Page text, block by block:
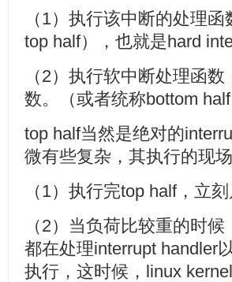
（1）执行该中断的处理
top half），也就是hard
（2）执行软中断处理函
数。（或者统称bottom
top half当然是绝对的
微有些复杂，其执行的现场
（1）执行完top half，立
（2）当负荷比较重的时
都在处理interrupt handler
执行，这时候，linux